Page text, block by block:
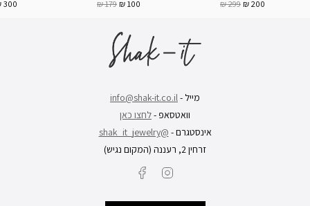
200 ₪
299 ₪
100 ₪
179 ₪
300 ₪
מייל - info@shak-it.co.il
וואטסאפ -לחצו כאן
אינסטגרם - @shak_it_jewelry
זרחין 2, רעננה (המקום נגיש)
Instagram